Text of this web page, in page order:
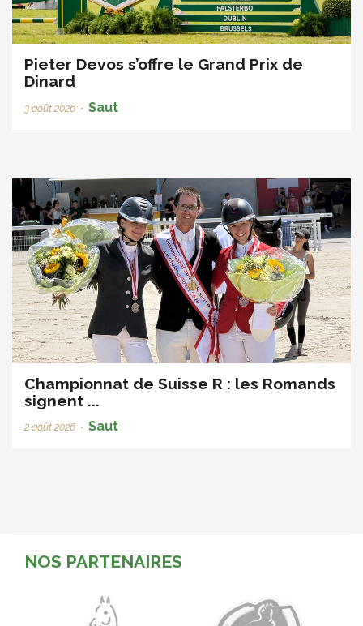
Pieter Devos s’offre le Grand Prix de
Dinard
3 août 2026 • Saut
Championnat de Suisse R : les Romands
signent ...
2 août 2026 • Saut
NOS PARTENAIRES